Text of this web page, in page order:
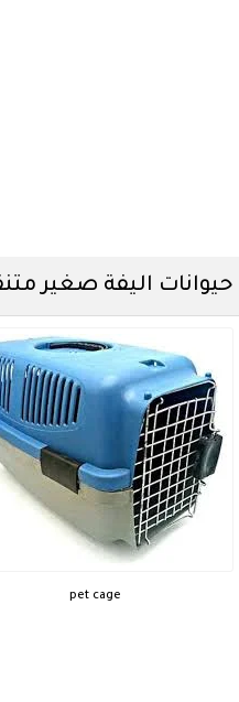
اليفة صغير
pet cage